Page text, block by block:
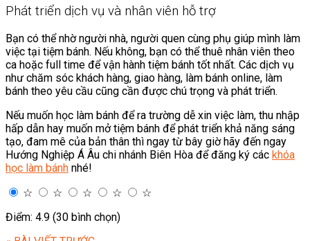
Phát triển dịch vụ và nhân viên hỗ trợ
Bạn có thể nhờ người nhà, người quen cùng phụ giúp mình làm
việc tại tiệm bánh. Nếu không, bạn có thể thuê nhân viên theo
ca hoặc full time để vận hành tiệm bánh tốt nhất. Các dịch vụ
như chăm sóc khách hàng, giao hàng, làm bánh online, làm
bánh theo yêu cầu cũng cần được chú trọng và phát triển.
Nếu muốn học làm bánh để ra trường dễ xin việc làm, thu nhập
hấp dẫn hay muốn mở tiệm bánh để phát triển khả năng sáng
tạo, đam mê của bản thân thì ngay từ bây giờ hãy đến ngay
Hướng Nghiệp Á Âu chi nhánh Biên Hòa để đăng ký các khóa
học làm bánh nhé!
☆
☆ ☆ ☆
☆
Điểm: 4.9 (30 bình chọn)